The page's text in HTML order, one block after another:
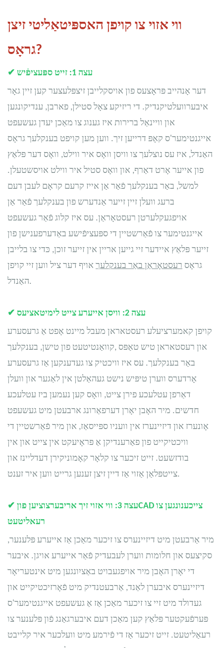
ווי אזוי צו קויפן האספּיטאַליטי זיצן
גראָס?
✔
עצה 1: זייט ספּעציפֿיש
דער אָנהייב פּראָצעס פון אויסקלייבן זיצפּלעצער קען זיין גאָר
איבערוועלטיקנדיק. די ריזיקע צאָל סטילן, פארבן, ענדיקונגען
און וויינאַל ברירות איז גענוג צו מאַכן יעדן געשעפט
אייגנטימער'ס קאָפּ דרייען זיך. ווען מען קויפט בענקלעך גראָס
האַנדל, איז עס נוצלעך צו וויסן וואָס איר ווילט, וואָס דער פּלאַץ
פון אייער אָרט דאַרף, און וואָס סטיל איר ווילט אויסשטעלן.
למשל, באַר בענקלעך פֿאַר אַן אייז קרעם קראָם לעבן דעם
ברעג וועלן זיין זייער אַנדערש פון בענקלעך פֿאַר אַן
אויפגעקלערטן רעסטאָראַן. עס איז קלוג פֿאַר געשעפט
אייגנטימער צו פֿאַרשטיין די ספּעציפֿישע באַדערפענישן פון
זייער פּלאַץ איידער זיי גייען אריין אין זייער זוכן, כּדי צו בלייבן
אויף דער ציל ווען זיי קויפן רעסטאָראַן באַר בענקלעך גראָס
האַנדל.
✔
עצה 2: וויסן אייערע צייט לימיטאציעס
קויפן קאמערציעלע רעסטאראן מעבל מיינט אָפט אַ גרעסערע
קוואַנטיטעט פון טישן, בענקלעך, רעסטאראן טיש טאַפּס און
באַר בענקלעך. עס איז וויכטיק צו געדענקען אַז גרעסערע
אָרדערס ווערן טיפּיש נישט געהאַלטן אין לאַגער און וועלן
דאַרפן עטלעכע פירן צייט, וואָס קען נעמען ביז עטלעכע
חדשים. מיר האָבן יאָרן דערפאַרונג ארבעטן מיט געשעפט
אָונערז און דיזיינערז אין וועניו ספּייסאַז, און מיר פֿאַרשטיין די
וויכטיקייט פון פאַרענדיקן אַ פּראָיעקט אין צייט און אין
בודזשעט. זייט זיכער צו קלאָר קאָמוניקירן דעדליינז און
צייטפּלאַן אַזוי אַז דיין זיצן זענען גרייט ווען איר זענט.
✔ עצה 3: ווי אזוי זיך אריבערצוציען פוןCAD צייכענונגען צו
רעאליטעט
מיר אַרבעטן מיט דיזיינערס צו זיכער מאַכן אַז אייערע פּלענער,
סקיצעס און חלומות ווערן לעבעדיק פֿאַר אייערע אויגן. איבער
די יאָרן האָבן מיר אויפגעבויט באַציִונגען מיט אינטעריאָר
דיזיינערס איבערן לאַנד, אַרבעטנדיק מיט פֿאָרזיכטיקייט און
געדולד מיט זיי צו זיכער מאַכן אַז אַ געשעפט אייגנטימער'ס
פּערפֿעקטער פּלאַץ קען מאַכן דעם איבערגאַנג פֿון פּלענער צו
רעאַליטעט. זייט זיכער אַז די פֿירמע מיט וועלכער איר קלייבט